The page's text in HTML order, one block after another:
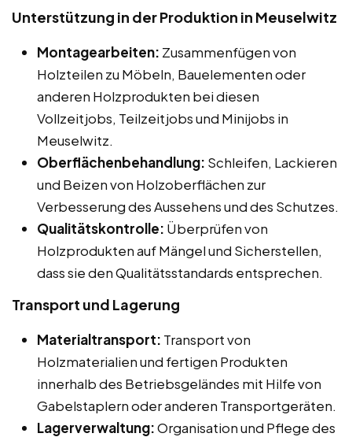
Unterstützung in der Produktion in Meuselwitz
Montagearbeiten: Zusammenfügen von
Holzteilen zu Möbeln, Bauelementen oder
anderen Holzprodukten bei diesen
Vollzeitjobs, Teilzeitjobs und Minijobs in
Meuselwitz.
Oberflächenbehandlung: Schleifen, Lackieren
und Beizen von Holzoberflächen zur
Verbesserung des Aussehens und des Schutzes.
Qualitätskontrolle: Überprüfen von
Holzprodukten auf Mängel und Sicherstellen,
dass sie den Qualitätsstandards entsprechen.
Transport und Lagerung
Materialtransport: Transport von
Holzmaterialien und fertigen Produkten
innerhalb des Betriebsgeländes mit Hilfe von
Gabelstaplern oder anderen Transportgeräten.
Lagerverwaltung:Organisation und Pflege des